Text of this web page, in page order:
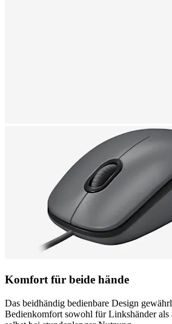
Komfort für beide hände
Das beidhändig bedienbare Design
Bedienkomfort sowohl für Linkshänder als